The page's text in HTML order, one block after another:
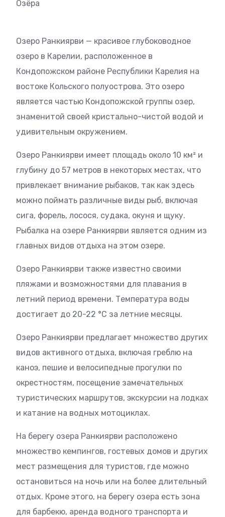
Озёра
Озеро Ранкиярви — красивое глубоководное
озеро в Карелии, расположенное в
Кондопожском районе Республики Карелия на
востоке Кольского полуострова. Это озеро
является частью Кондопожской группы озер,
знаменитой своей кристально-чистой водой и
удивительным окружением.
Озеро Ранкиярви имеет площадь около 10 км² и
глубину до 57 метров в некоторых местах, что
привлекает внимание рыбаков, так как здесь
можно поймать различные виды рыб, включая
сига, форель, лосося, судака, окуня и щуку.
Рыбалка на озере Ранкиярви является одним из
главных видов отдыха на этом озере.
Озеро Ранкиярви также известно своими
пляжами и возможностями для плавания в
летний период времени. Температура воды
достигает до 20-22 °C за летние месяцы.
Озеро Ранкиярви предлагает множество других
видов активного отдыха, включая греблю на
каноэ, пешие и велосипедные прогулки по
окрестностям, посещение замечательных
туристических маршрутов, экскурсии на лодках
и катание на водных мотоциклах.
На берегу озера Ранкиярви расположено
множество кемпингов, гостевых домов и других
мест размещения для туристов, где можно
остановиться на ночь или на более длительный
отдых. Кроме этого, на берегу озера есть зона
для барбекю, аренда водного транспорта и